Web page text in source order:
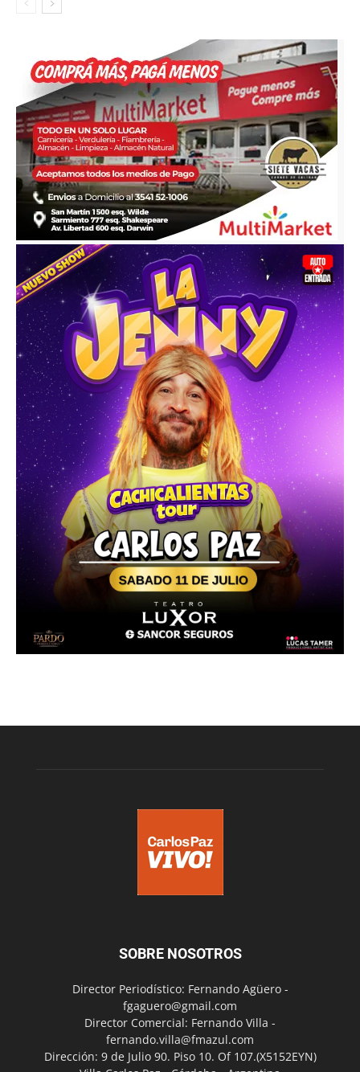
SOBRE NOSOTROS
Director Periodístico: Fernando Agüero -
fgaguero@gmail.com
Director Comercial: Fernando Villa -
fernando.villa@fmazul.com
Dirección: 9 de Julio 90. Piso 10. Of 107.(X5152EYN)